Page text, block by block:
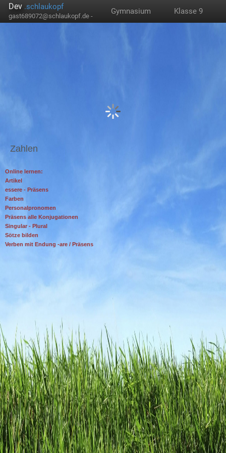
Dev .schlaukopf
gast689072@schlaukopf.de -
Gymnasium Klasse 9
Zahlen
Online lernen:
Artikel
essere - Präsens
Farben
Personalpronomen
Präsens alle Konjugationen
Singular - Plural
Sötze bilden
Verben mit Endung -are / Präsens